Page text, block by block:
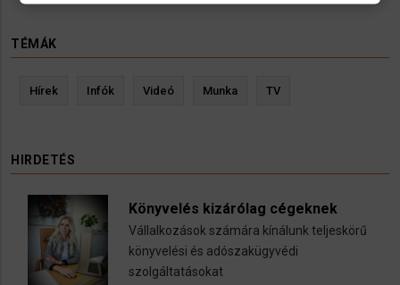
TÉMÁK
Hírek Infók Videó Munka TV
HIRDETÉS
Könyvelés kizárólag cégeknek
Vállalkozások számára kínálunk teljeskörű
könyvelési és adószakügyvédi
szolgáltatásokat